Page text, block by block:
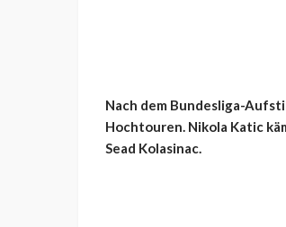
Nach dem Bundesliga-
Hochtouren. Nikola Katic
Sead Kolasinac.